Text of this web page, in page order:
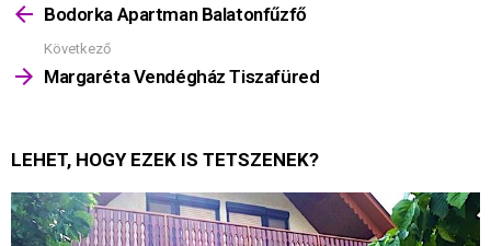
többetBodorka Apartman Balatonfűzfő
Következő
Margaréta Vendégház Tiszafüred
LEHET, HOGY EZEK IS TETSZENEK?